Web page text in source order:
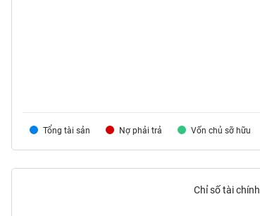
Tổng tài sản Nợ phải trả Vốn chủ sỡ hữu
Chỉ số tài chính
DÙNG
THIẾT